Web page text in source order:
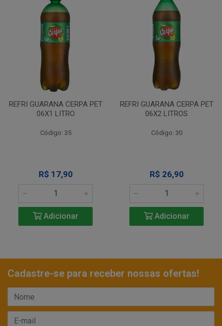
REFRI GUARANA CERPA PET
06X1 LITRO
Código: 35
R$ 17,90
Adicionar
REFRI GUARANA CERPA PET
06X2 LITROS
Código: 30
R$ 26,90
Adicionar
Cadastre-se para receber nossas ofertas!